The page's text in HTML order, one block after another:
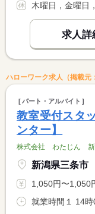
木曜日，金曜日
求人詳
ハローワーク求人（掲載元
パート・アルバイト
教室受付スタ
ンター】
株式会社 わたじん 新
新潟県三条市
1,050円〜1,050円 ※フルタイム